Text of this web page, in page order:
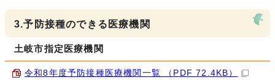
3.予防接種のできる医療機関
土岐市指定医療機関
令和8年度予防接種医療機関一覧 （PDF 72.4KB）